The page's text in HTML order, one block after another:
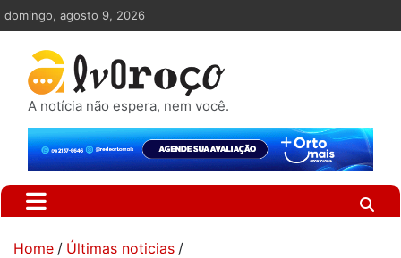
Skip
to
content
domingo, agosto 9, 2026
A notícia não espera, nem você.
Home
Últimas noticias